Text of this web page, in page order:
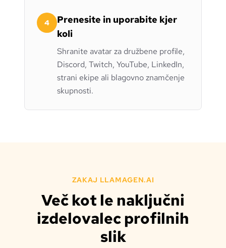
4
Prenesite in uporabite kjer
koli
Shranite avatar za družbene profile,
Discord, Twitch, YouTube, LinkedIn,
strani ekipe ali blagovno znamčenje
skupnosti.
ZAKAJ LLAMAGEN.AI
Več kot le naključni
izdelovalec profilnih
slik